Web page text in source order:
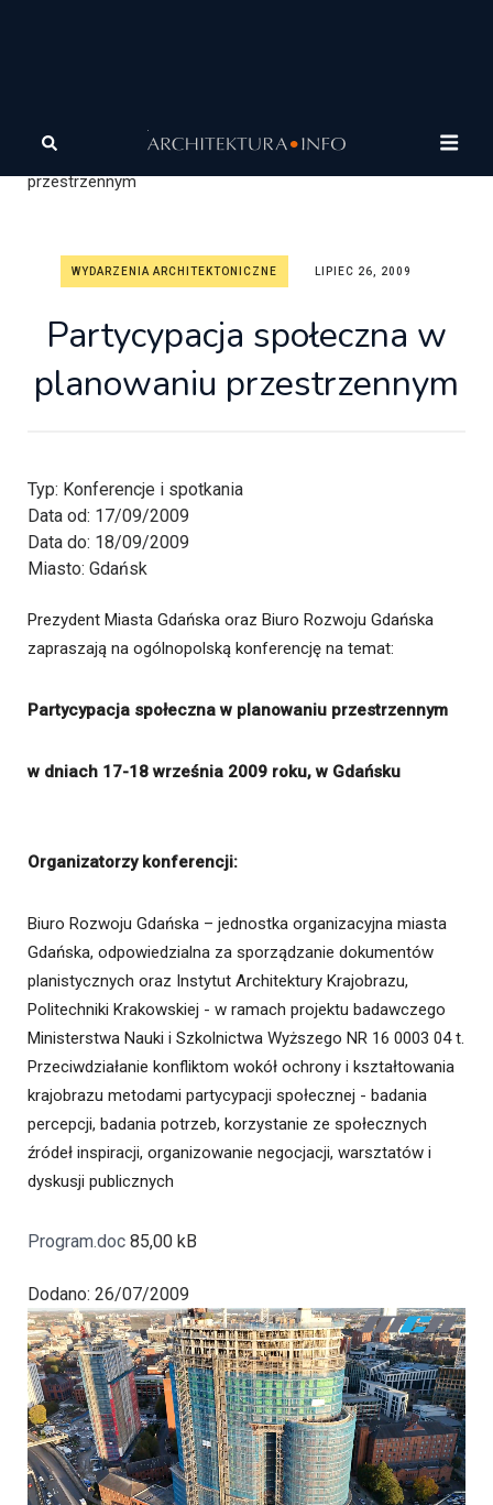
Wiadomości
architektoniczne
Partycypacja społeczna w planowaniu
przestrzennym
WYDARZENIA ARCHITEKTONICZNE LIPIEC 26, 2009
Partycypacja społeczna w
planowaniu przestrzennym
Typ: Konferencje i spotkania
Data od: 17/09/2009
Data do: 18/09/2009
Miasto: Gdańsk
Prezydent Miasta Gdańska oraz Biuro Rozwoju Gdańska
zapraszają na ogólnopolską konferencję na temat:
Partycypacja społeczna w planowaniu przestrzennym
w dniach 17-18 września 2009 roku, w Gdańsku
Organizatorzy konferencji:
Biuro Rozwoju Gdańska – jednostka organizacyjna miasta
Gdańska, odpowiedzialna za sporządzanie dokumentów
planistycznych oraz Instytut Architektury Krajobrazu,
Politechniki Krakowskiej - w ramach projektu badawczego
Ministerstwa Nauki i Szkolnictwa Wyższego NR 16 0003 04 t.
Przeciwdziałanie konfliktom wokół ochrony i kształtowania
krajobrazu metodami partycypacji społecznej - badania
percepcji, badania potrzeb, korzystanie ze społecznych
źródeł inspiracji, organizowanie negocjacji, warsztatów i
dyskusji publicznych
Program.doc 85,00 kB
Dodano: 26/07/2009